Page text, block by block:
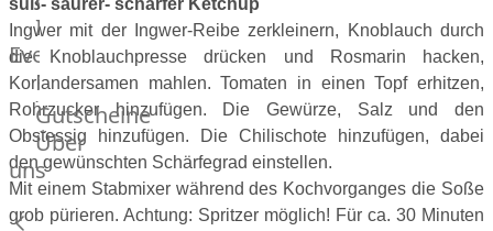
Individuelle
Events
Partner
Kalender
Gästehaus
Villa
Glanzstoff
Gutscheine
Über
uns
süß- saurer- scharfer Ketchup
Ingwer mit der Ingwer-Reibe zerkleinern, Knoblauch durch
die Knoblauchpresse drücken und Rosmarin hacken,
Koriandersamen mahlen. Tomaten in einen Topf erhitzen,
Rohrzucker hinzufügen. Die Gewürze, Salz und den
Obstessig hinzufügen. Die Chilischote hinzufügen, dabei
den gewünschten Schärfegrad einstellen.
Mit einem Stabmixer während des Kochvorganges die Soße
grob pürieren. Achtung: Spritzer möglich! Für ca. 30 Minuten